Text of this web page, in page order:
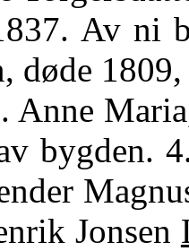
Av ni
døde
Anne
bygden.
Jonsen